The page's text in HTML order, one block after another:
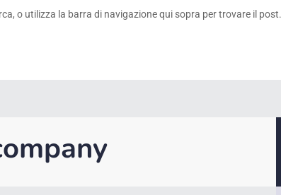
o utilizza la barra di navigazione qui sopra per trovare il post.